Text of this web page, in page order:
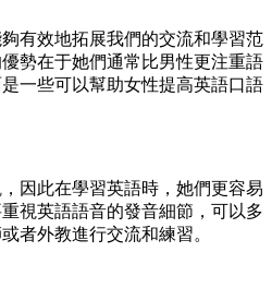
有效地拓展我們的交流和學習范
勢在于她們通常比男性更注重語
一些可以幫助女性提高英語口語
因此在學習英語時，她們更容易
視英語語音的發音細節，可以多
者外教進行交流和練習。